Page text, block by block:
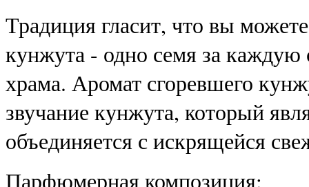
Традиция гласит, что вы
кунжута - одно семя за
храма. Аромат сгоревшего
звучание кунжута, который
объединяется с искрящейся
Парфюмерная композиция: